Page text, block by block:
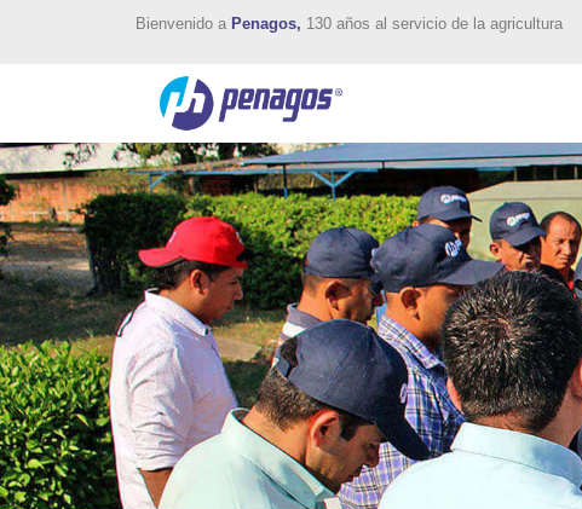
Bienvenido a Penagos, 130 años al servicio de la agricultura